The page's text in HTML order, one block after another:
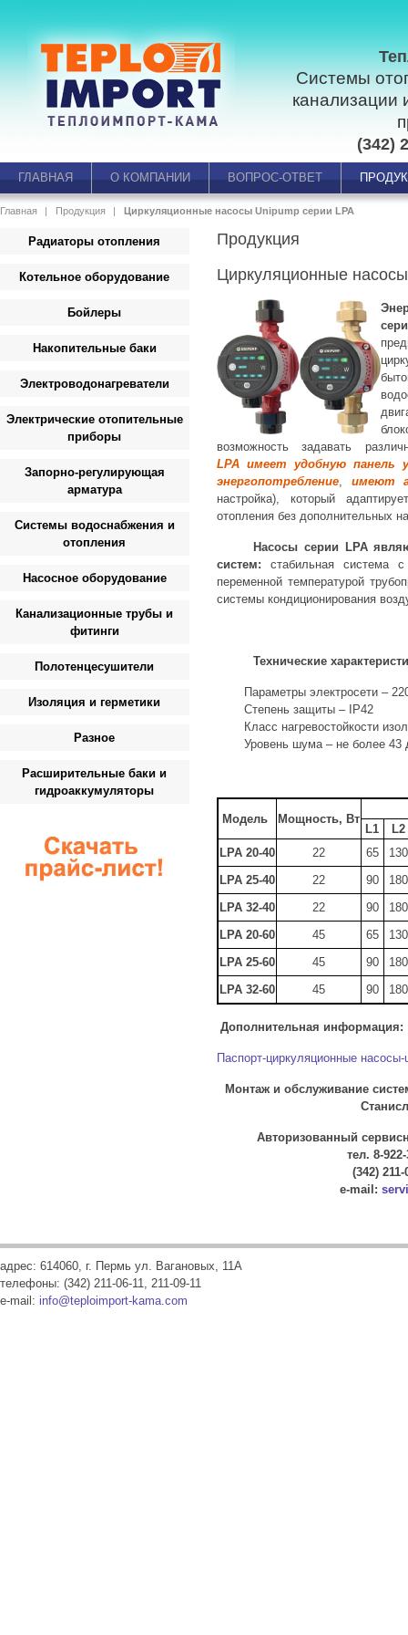
Системы
канализации
(342)
ГЛАВНАЯ О КОМПАНИИ ВОПРОС-ОТВЕТ
Главная Продукция Циркуляционные насосы Unipump серии LPA
Продукция
Циркуляционные
возможность задавать
LPA имеет удобную панель
энергопотребление, имеют
настройка), который
отопления без дополнительных
Насосы серии LPA
систем: стабильная система
переменной температурой
системы кондиционирования
Технические
Параметры электросети –
Степень защиты – IP42
Класс нагревостойкости
Уровень шума – не более
Модель Мощность, Вт
L1
L2
LPA 20-40
22 65
130
LPA 25-40
22 90
180
LPA 32-40
22 90
180
LPA 20-60
45 65
130
LPA 25-60
45 90
180
LPA 32-60
45 90 180
Дополнительная информация:
Паспорт-циркуляционные
Монтаж и обслуживание
Авторизованный
тел. 8-
(342) 211-
e-mail:
Радиаторы отопления
Котельное оборудование
Бойлеры
Накопительные баки
Электроводонагреватели
Электрические отопительные
приборы
Запорно-регулирующая
арматура
Системы водоснабжения и
отопления
Насосное оборудование
Канализационные трубы и
фитинги
Полотенцесушители
Изоляция и герметики
Разное
Расширительные баки и
гидроаккумуляторы
адрес: 614060, г. Пермь ул. Вагановых, 11А
телефоны: (342) 211-06-11, 211-09-11
e-mail: info@teploimport-kama.com